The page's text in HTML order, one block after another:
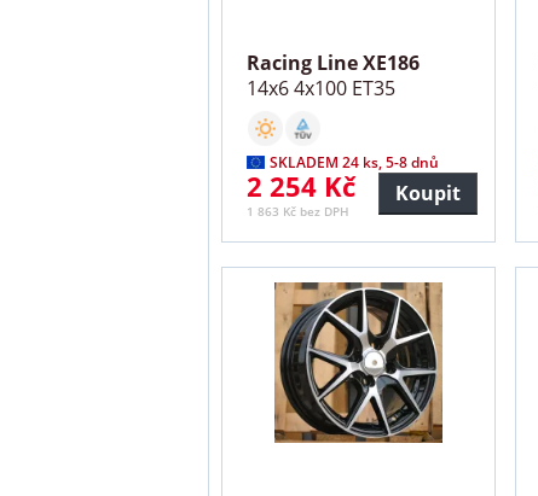
Racing Line XE186
14x6 4x100 ET35
SKLADEM 24 ks, 5-8 dnů
2 254 Kč
1 863 Kč bez DPH
Koupit